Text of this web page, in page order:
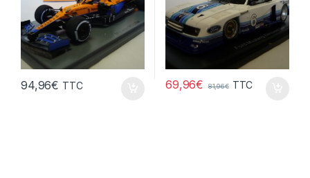
94,96€ TTC 69,96€ 81,96€ TTC